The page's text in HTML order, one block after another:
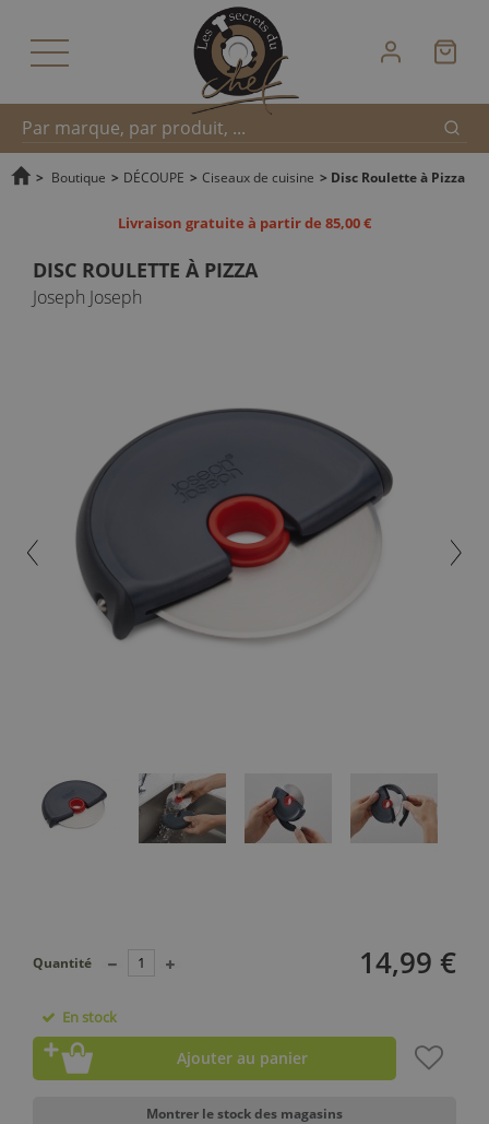
Recherche
> Boutique > DÉCOUPE > Ciseaux de cuisine > Disc Roulette à Pizza
Livraison gratuite à partir de 85,00 €
DISC ROULETTE À PIZZA
Joseph Joseph
14,99 €
Quantité
En stock
Ajouter au panier
Montrer le stock des magasins